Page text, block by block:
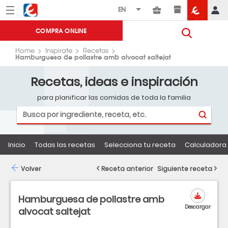
Menú Eroski
COMPRA ONLINE
Home Inspirate Recetas
Hamburguesa de pollastre amb alvocat saltejat
Recetas, ideas e inspiración
para planificar las comidas de toda la familia
Inicio Todas las recetas Selecciona tu receta
Hamburguesa de pollastre amb
alvocat saltejat
Descargar
Volver Receta anterior Siguiente receta